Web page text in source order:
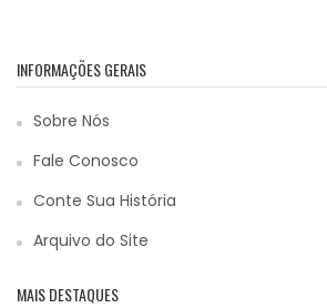
INFORMAÇÕES GERAIS
Sobre Nós
Fale Conosco
Conte Sua História
Arquivo do Site
MAIS DESTAQUES